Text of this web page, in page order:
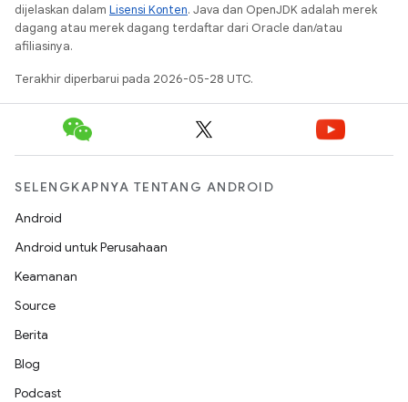
dijelaskan dalam Lisensi Konten. Java dan OpenJDK adalah merek
dagang atau merek dagang terdaftar dari Oracle dan/atau
afiliasinya.
Terakhir diperbarui pada 2026-05-28 UTC.
SELENGKAPNYA TENTANG ANDROID
Android
Android untuk Perusahaan
Keamanan
Source
Berita
Blog
Podcast